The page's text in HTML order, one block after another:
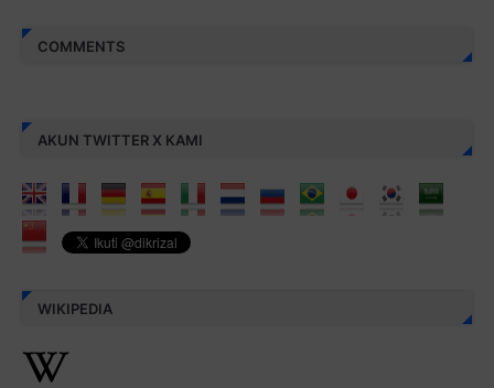
COMMENTS
AKUN TWITTER X KAMI
WIKIPEDIA